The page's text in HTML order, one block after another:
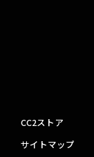
CC2ストア
サイトマップ